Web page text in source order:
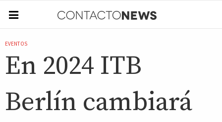
EVENTOS
En 2024 ITB
Berlín cambiará